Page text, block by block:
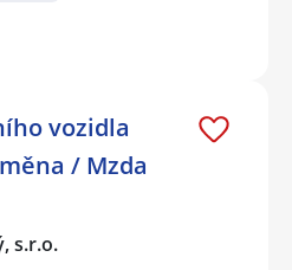
vozidla
/ Mzda
s.r.o.